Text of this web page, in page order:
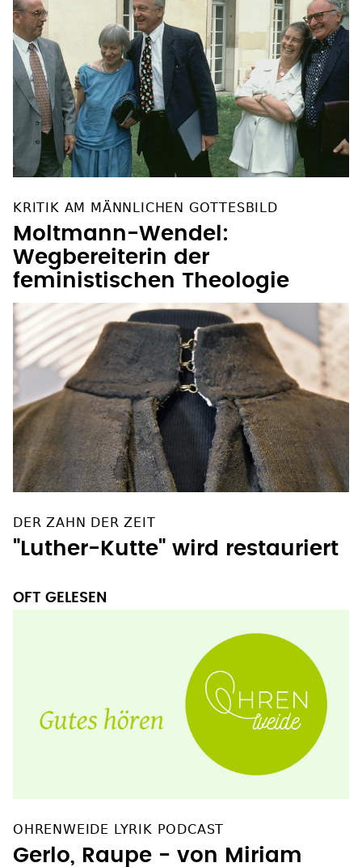
KRITIK AM MÄNNLICHEN GOTTESBILD
Moltmann-Wendel:
Wegbereiterin der
feministischen Theologie
DER ZAHN DER ZEIT
"Luther-Kutte" wird restauriert
OFT GELESEN
OHRENWEIDE LYRIK PODCAST
Gerlo, Raupe - von Miriam